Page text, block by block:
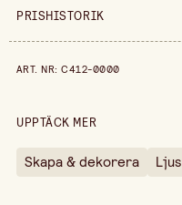
Säljs i
Volym
PRISHISTORIK
ART. NR:C412-0000
UPPTÄCK MER
Skapa & dekorera Ljus